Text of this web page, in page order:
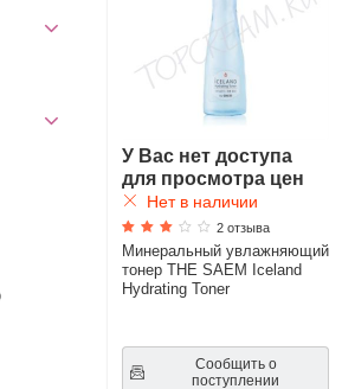
У Вас нет доступа
для просмотра цен
Нет в наличии
2 отзыва
Минеральный увлажняющий
тонер THE SAEM Iceland
Hydrating Toner
Сообщить о
поступлении